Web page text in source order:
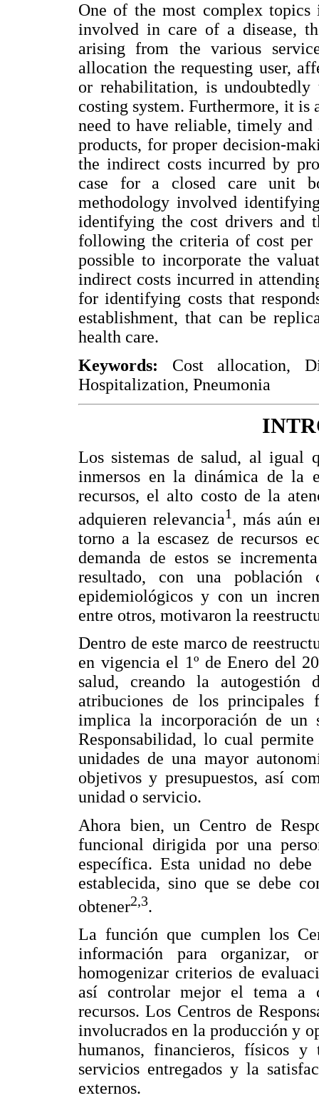
One of the most complex
involved in care of a disease,
arising from the various
allocation the requesting user,
or rehabilitation, is
costing system. Furthermore, it is
need to have reliable, timely and
products, for proper decision-
the indirect costs incurred by
case for a closed care unit
methodology involved
identifying the cost drivers and
following the criteria of cost per
possible to incorporate the
indirect costs incurred in
for identifying costs that
establishment, that can be
health care.
Keywords: Cost allocation,
Hospitalization, Pneumonia
Los sistemas de salud, al igual
inmersos en la dinámica de la
recursos, el alto costo de la
adquieren relevancia1, más aún
torno a la escasez de recursos
demanda de estos se
resultado, con una población
epidemiológicos y con un
entre otros, motivaron la
Dentro de este marco de
en vigencia el 1º de Enero del
salud, creando la
atribuciones de los principales
implica la incorporación de un
Responsabilidad, lo cual
unidades de una mayor
objetivos y presupuestos, así
unidad o servicio.
Ahora bien, un Centro de
funcional dirigida por una
específica. Esta unidad no
establecida, sino que se debe
obtener2,3.
La función que cumplen los
información para organizar,
homogenizar criterios de
así controlar mejor el tema a
recursos. Los Centros de
involucrados en la producción y
humanos, financieros, físicos
servicios entregados y la
externos.